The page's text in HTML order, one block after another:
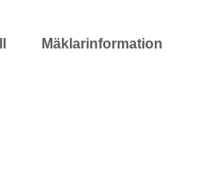
Mäklarinformation